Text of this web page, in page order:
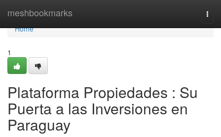
meshbookmarks
Home
Home
1
Plataforma Propiedades : Su
Puerta a las Inversiones en
Paraguay